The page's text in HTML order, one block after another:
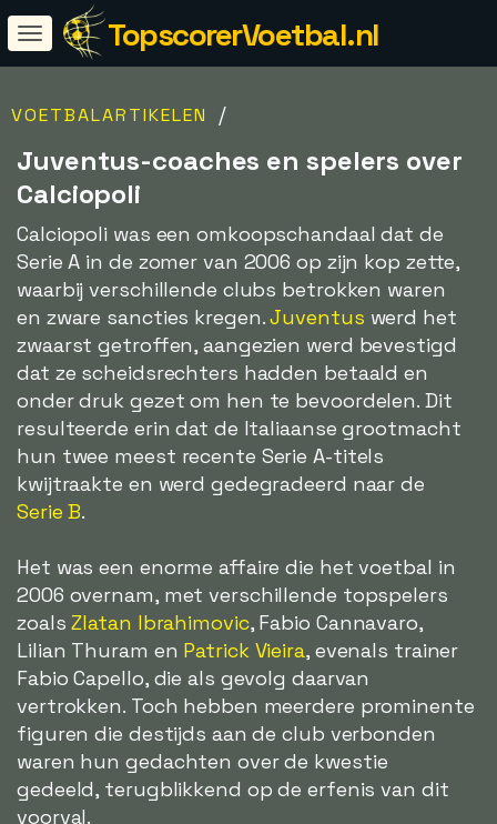
TopscorerVoetbal.nl
VOETBALARTIKELEN /
Juventus-coaches en spelers over
Calciopoli
Calciopoli was een omkoopschandaal dat de
Serie A in de zomer van 2006 op zijn kop zette,
waarbij verschillende clubs betrokken waren
en zware sancties kregen.Juventus werd het
zwaarst getroffen, aangezien werd bevestigd
dat ze scheidsrechters hadden betaald en
onder druk gezet om hen te bevoordelen. Dit
resulteerde erin dat de Italiaanse grootmacht
hun twee meest recente Serie A-titels
kwijtraakte en werd gedegradeerd naar de
Serie B.
Het was een enorme affaire die het voetbal in
2006 overnam, met verschillende topspelers
zoalsZlatan Ibrahimovic, Fabio Cannavaro,
Lilian Thuram en Patrick Vieira, evenals trainer
Fabio Capello, die als gevolg daarvan
vertrokken. Toch hebben meerdere prominente
figuren die destijds aan de club verbonden
waren hun gedachten over de kwestie
gedeeld, terugblikkend op de erfenis van dit
voorval.